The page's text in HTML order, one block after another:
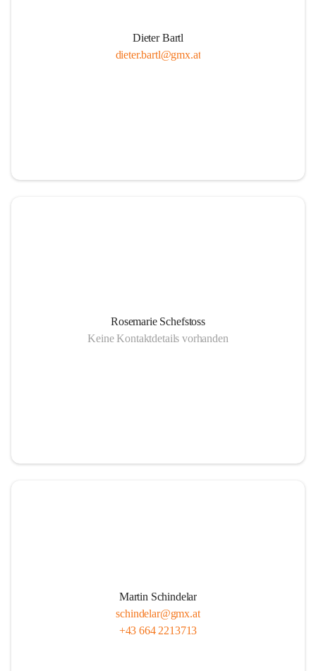
Dieter Bartl
dieter.bartl@gmx.at
Rosemarie Schefstoss
Keine Kontaktdetails vorhanden
Martin Schindelar
schindelar@gmx.at
+43 664 2213713